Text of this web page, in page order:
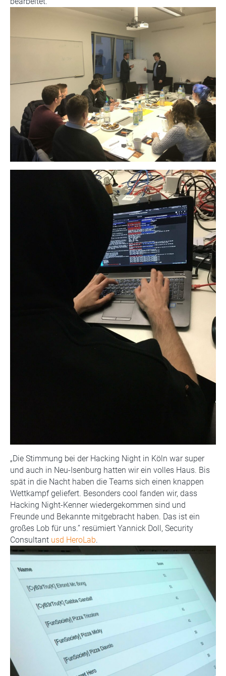
„Die Stimmung bei der Hacking Night in Köln war super
und auch in Neu-Isenburg hatten wir ein volles Haus. Bis
spät in die Nacht haben die Teams sich einen knappen
Wettkampf geliefert. Besonders cool fanden wir, dass
Hacking Night-Kenner wiedergekommen sind und
Freunde und Bekannte mitgebracht haben. Das ist ein
großes Lob für uns.” resümiert Yannick Doll, Security
Consultant usd HeroLab.